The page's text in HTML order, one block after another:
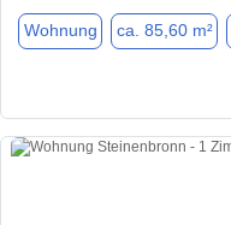
Wohnung ca. 85,60 m²